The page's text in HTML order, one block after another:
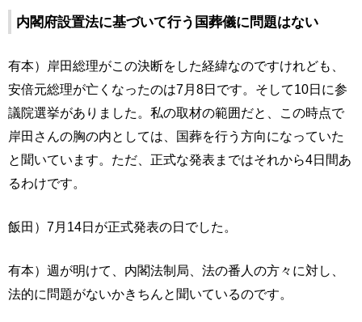
内閣府設置法に基づいて行う国葬儀に問題はない
有本）岸田総理がこの決断をした経緯なのですけれども、
安倍元総理が亡くなったのは7月8日です。そして10日に参
議院選挙がありました。私の取材の範囲だと、この時点で
岸田さんの胸の内としては、国葬を行う方向になっていた
と聞いています。ただ、正式な発表まではそれから4日間あ
るわけです。
飯田）7月14日が正式発表の日でした。
有本）週が明けて、内閣法制局、法の番人の方々に対し、
法的に問題がないかきちんと聞いているのです。